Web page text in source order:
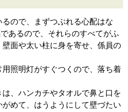
ので、まずつぶれる心配はな
あるので、それらのすべてがふ
壁面や太い柱に身を寄せ、係員の
照明灯がすぐつくので、落ち着
、ハンカチやタオルで鼻と口を
めて、はうようにして壁づたい